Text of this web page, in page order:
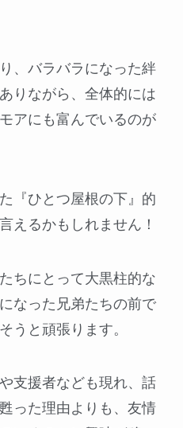
、バラバラになった絆
りながら、全体的には
アにも富んでいるのが
『ひとつ屋根の下』的
えるかもしれません！
ちにとって大黒柱的な
なった兄弟たちの前で
うと頑張ります。
支援者なども現れ、話
った理由よりも、友情